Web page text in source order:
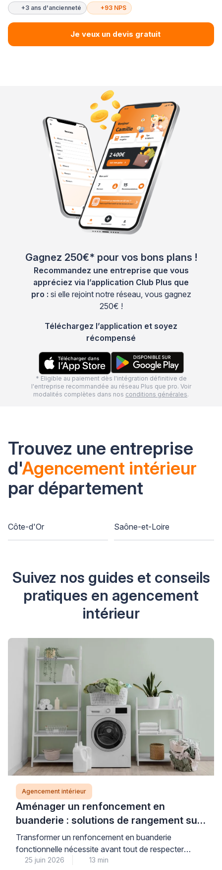
+3 ans d'ancienneté +93 NPS
Je veux un devis gratuit
Gagnez 250€* pour vos bons plans !
Recommandez une entreprise que vous
appréciez via l’application Club Plus que
pro : si elle rejoint notre réseau, vous gagnez
250€ !
Téléchargez l’application et soyez
récompensé
* Eligible au paiement dès l'intégration définitive de
l'entreprise recommandée au réseau Plus que pro. Voir
modalités complètes dans nos conditions générales.
Trouvez une entreprise
d'Agencement intérieur
par département
Côte-d'Or Saône-et-Loire
Suivez nos guides et conseils
pratiques en agencement
intérieur
Agencement intérieur
Aménager un renfoncement en
buanderie : solutions de rangement sur
mesure
Transformer un renfoncement en buanderie
fonctionnelle nécessite avant tout de respecter
certaines règles de sécurité, notamment concernant
25 juin 2026 13 min